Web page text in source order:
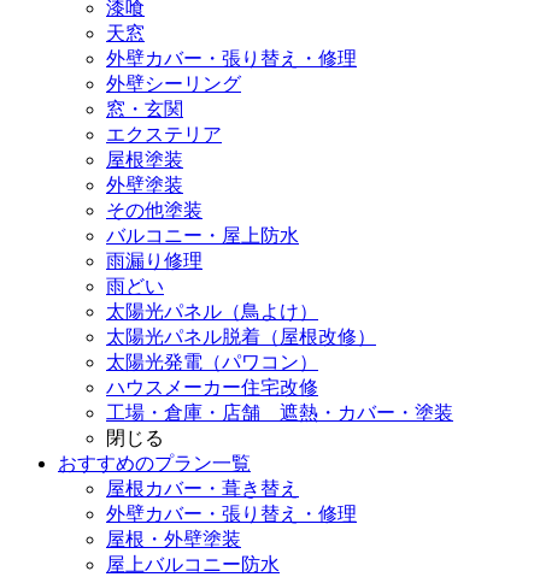
漆喰
天窓
外壁カバー・張り替え・修理
外壁シーリング
窓・玄関
エクステリア
屋根塗装
外壁塗装
その他塗装
バルコニー・屋上防水
雨漏り修理
雨どい
太陽光パネル（鳥よけ）
太陽光パネル脱着（屋根改修）
太陽光発電（パワコン）
ハウスメーカー住宅改修
工場・倉庫・店舗 遮熱・カバー・塗装
閉じる
おすすめのプラン一覧
屋根カバー・葺き替え
外壁カバー・張り替え・修理
屋根・外壁塗装
屋上バルコニー防水